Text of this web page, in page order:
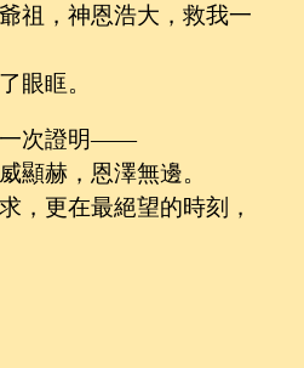
祖，神恩浩大，救我一
眼眶。
一次證明——
顯赫，恩澤無邊。
，更在最絕望的時刻，